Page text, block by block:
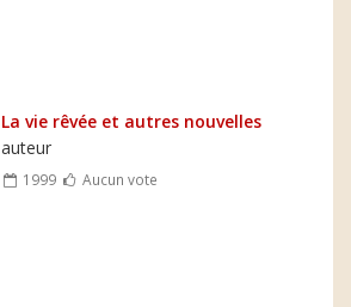
La vie rêvée et autres nouvelles
auteur
1999 Aucun vote